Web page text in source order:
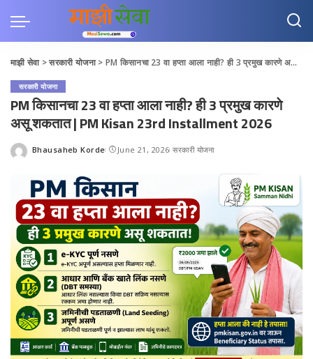
माझी सेवा>सरकारी योजना> PM किसानचा 23 वा हप्ता आला नाही? ही 3 प्रमुख कारणे असू शकतात | PM Kisan 23rd Installment 2026
सरकारी योजना
PM किसानचा 23 वा हप्ता आला नाही? ही 3 प्रमुख कारणे
असू शकतात | PM Kisan 23rd Installment 2026
Posted
Bhausaheb Korde June 21, 2026 सरकारी योजना